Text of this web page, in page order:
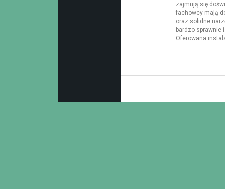
zajmują się
fachowcy mają
oraz solidne
bardzo sprawnie
Oferowana